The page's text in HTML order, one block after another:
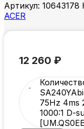
Артикул: 10643178
ACER
12 260 ₽
75Hz 4ms
1000:1 D-